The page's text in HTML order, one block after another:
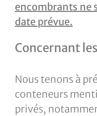
encombrants ne
date prévue.
Concernant
Nous tenons à
conteneurs
privés,